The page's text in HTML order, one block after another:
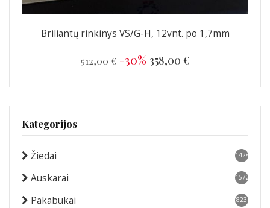
Briliantų rinkinys VS/G-H, 12vnt. po 1,7mm
512,00 € -30% 358,00 €
Kategorijos
Žiedai 1428
Auskarai 1572
Pakabukai 823